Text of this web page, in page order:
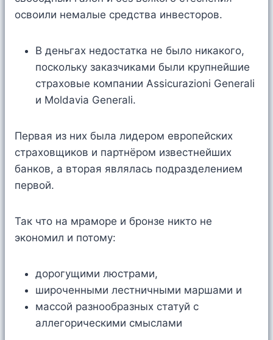
освоили немалые средства инвесторов.
В деньгах недостатка не было никакого,
поскольку заказчиками были крупнейшие
страховые компании Assicurazioni Generali
и Moldavia Generali.
Первая из них была лидером европейских
страховщиков и партнёром известнейших
банков, а вторая являлась подразделением
первой.
Так что на мраморе и бронзе никто не
экономил и потому:
дорогущими люстрами,
широченными лестничными маршами и
массой разнообразных статуй с
аллегорическими смыслами